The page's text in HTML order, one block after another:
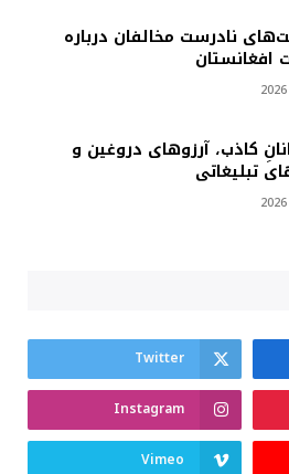
نادرست مخالفان درباره
افغانستان
کاذب، آرزوهای دروغین و
تبلیغاتی
Twitter
Instagram
Vimeo